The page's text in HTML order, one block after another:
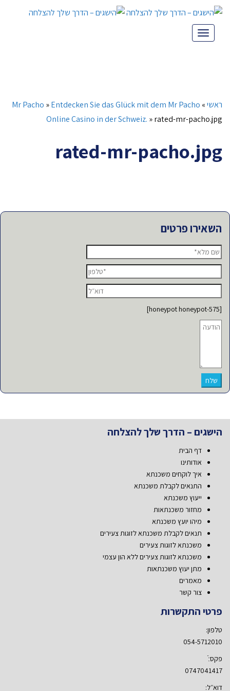
תפריט
ראשי»
Mr Pacho »Entdecken Sie das Glück mit dem Mr Pacho
Online Casino in der Schweiz. »rated-mr-pacho.jpg
rated-mr-pacho.jpg
השאירו פרטים
[honeypot honeypot-575]
הישגים – הדרך שלך להצלחה
דף הבית
אודותינו
איך לוקחים משכנתא
התנאים לקבלת משכנתא
ייעוץ משכנתא
מחזור משכנתאות
מיהו יועץ משכנתא
תנאים לקבלת משכנתא לזוגות צעירים
משכנתא לזוגות צעירים
משכנתא לזוגות צעירים ללא הון עצמי
מתן יעוץ משכנתאות
מאמרים
צור קשר
פרטי התקשרות
טלפון:
054-5712010
פקס:ֿ
0747041417
דוא״ל: